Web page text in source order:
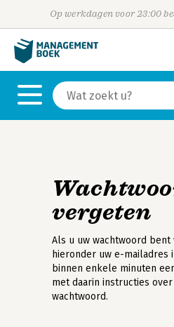
Op werkdagen voor 23:00
vergeten
Als u uw wachtwoord bent
hieronder uw e-mailadres
binnen enkele minuten
met daarin instructies
wachtwoord.